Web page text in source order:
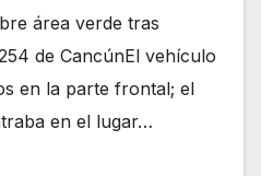
área verde tras
de CancúnEl vehículo
en la parte frontal; el
en el lugar…